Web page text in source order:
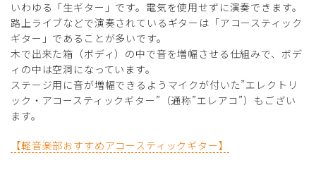
いわゆる「生ギター」です。電気を使用せずに演奏できます。
路上ライブなどで演奏されているギターは「アコースティック
ギター」であることが多いです。
木で出来た箱（ボディ）の中で音を増幅させる仕組みで、ボデ
ィの中は空洞になっています。
ステージ用に音が増幅できるようマイクが付いた”エレクトリ
ック・アコースティックギター”（通称”エレアコ”）もござい
ます。
【軽音楽部おすすめアコースティックギター】